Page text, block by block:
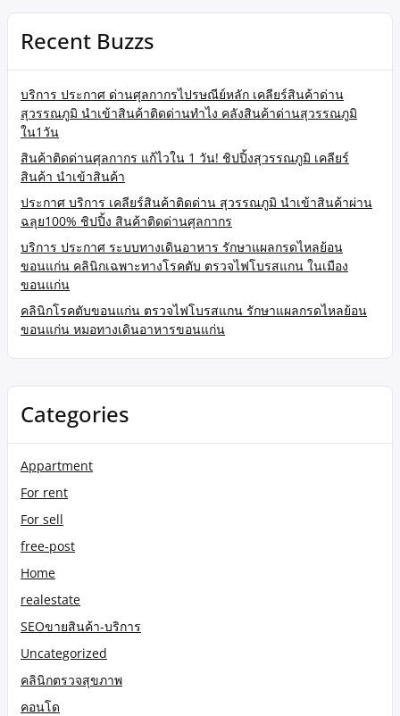
Recent Buzzs
บริการ ประกาศ ด่านศุลกากรไปรษณีย์หลัก เคลียร์สินค้าด่าน
สุวรรณภูมิ นำเข้าสินค้าติดด่านทำไง คลังสินค้าด่านสุวรรณภูมิ
ใน1วัน
สินค้าติดด่านศุลกากร แก้ไวใน 1 วัน! ชิปปิ้งสุวรรณภูมิ เคลียร์
สินค้า นำเข้าสินค้า
ประกาศ บริการ เคลียร์สินค้าติดด่าน สุวรรณภูมิ นำเข้าสินค้าผ่าน
ฉลุย100% ชิปปิ้ง สินค้าติดด่านศุลกากร
บริการ ประกาศ ระบบทางเดินอาหาร รักษาแผลกรดไหลย้อน
ขอนแก่น คลินิกเฉพาะทางโรคตับ ตรวจไฟโบรสแกน ในเมือง
ขอนแก่น
คลินิกโรคตับขอนแก่น ตรวจไฟโบรสแกน รักษาแผลกรดไหลย้อน
ขอนแก่น หมอทางเดินอาหารขอนแก่น
Categories
Appartment
For rent
For sell
free-post
Home
realestate
SEOขายสินค้า-บริการ
Uncategorized
คลินิกตรวจสุขภาพ
คอนโด